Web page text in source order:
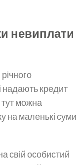
невиплати
надають кредит
можна
на маленькі суми
свій особистий